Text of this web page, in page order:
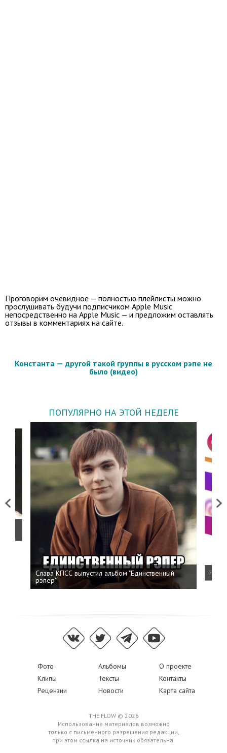
Проговорим очевидное — полностью плейлисты можно
прослушивать будучи подписчиком Apple Music
непосредственно на Apple Music — и предложим оставлять
отзывы в комментариях на сайте.
Константа — другой такой группы в русском рэпе не
было (видео)
ПОПУЛЯРНО НА ЭТОЙ НЕДЕЛЕ
Previous
Слава КПСС выпустил альбом "Единственный
рэпер"
Next
Фото Альбомы
О проекте
Клипы
Тексты
Контакты
Рецензии
Новости Карта сайта
THE FLOW © 2026
Использование материалов возможно
только с письменного разрешения редакции,
при этом ссылка на источник обязательна.